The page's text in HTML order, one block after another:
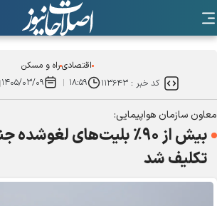
اقتصادیراه و مسکن
کد خبر : ۱۱۳۶۴۳ ۱۸:۵۹ ۱۴۰۵/۰۳/۰۹
معاون سازمان هواپیمایی:
بیش از ۹۰٪ بلیت‌های
تکلیف شد